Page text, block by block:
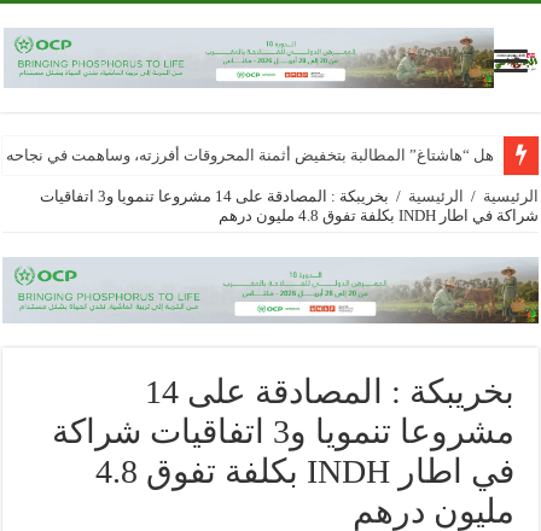
هل “هاشتاغ” المطالبة بتخفيض أثمنة المحروقات أفرزته، وساهمت في
الرئيسية / الرئيسية /
بخريبكة : المصادقة على 14 مشروعا تنمويا و3 اتفاقيات
شراكة في اطار INDH بكلفة تفوق 4.8 مليون درهم
بخريبكة : المصادقة على 14
مشروعا تنمويا و3 اتفاقيات شراكة
في اطار INDH بكلفة تفوق 4.8
مليون درهم